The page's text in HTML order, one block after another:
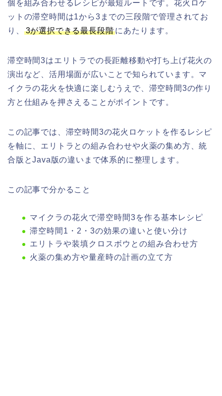
個を組み合わせるレシピが最短ルートです。花火ロケ
ットの滞空時間は1から3までの三段階で管理されてお
り、
3が選択できる最長段階 にあたります。
滞空時間3はエリトラでの長距離移動や打ち上げ花火の
演出など、活用場面が広いことで知られています。マ
イクラの花火を快適に楽しむうえで、滞空時間3の作り
方と仕組みを押さえることがポイントです。
この記事では、滞空時間3の花火ロケットを作るレシピ
を軸に、エリトラとの組み合わせや火薬の集め方、統
合版とJava版の違いまで体系的に整理します。
この記事で分かること
マイクラの花火で滞空時間3を作る基本レシピ
滞空時間1・2・3の効果の違いと使い分け
エリトラや装填クロスボウとの組み合わせ方
火薬の集め方や量産時の計画の立て方